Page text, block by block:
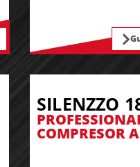
SILENZZO
COMPRESOR